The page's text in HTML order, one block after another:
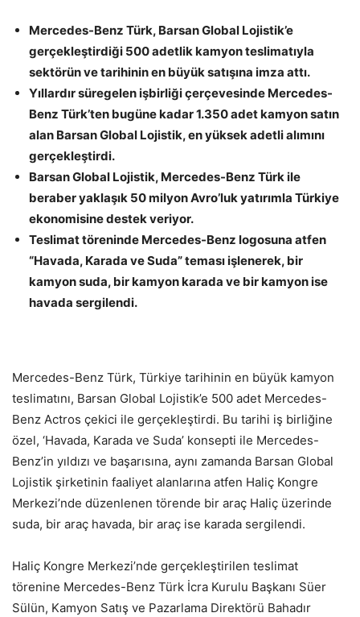
Mercedes-Benz Türk, Barsan Global Lojistik’e
gerçekleştirdiği 500 adetlik kamyon teslimatıyla
sektörün ve tarihinin en büyük satışına imza attı.
Yıllardır süregelen işbirliği çerçevesinde Mercedes-
Benz Türk’ten bugüne kadar 1.350 adet kamyon satın
alan Barsan Global Lojistik, en yüksek adetli alımını
gerçekleştirdi.
Barsan Global Lojistik, Mercedes-Benz Türk ile
beraber yaklaşık 50 milyon Avro’luk yatırımla Türkiye
ekonomisine destek veriyor.
Teslimat töreninde Mercedes-Benz logosuna atfen
“Havada, Karada ve Suda” teması işlenerek, bir
kamyon suda, bir kamyon karada ve bir kamyon ise
havada sergilendi.
Mercedes-Benz Türk, Türkiye tarihinin en büyük kamyon
teslimatını, Barsan Global Lojistik’e 500 adet Mercedes-
Benz Actros çekici ile gerçekleştirdi. Bu tarihi iş birliğine
özel, ‘Havada, Karada ve Suda’ konsepti ile Mercedes-
Benz’in yıldızı ve başarısına, aynı zamanda Barsan Global
Lojistik şirketinin faaliyet alanlarına atfen Haliç Kongre
Merkezi’nde düzenlenen törende bir araç Haliç üzerinde
suda, bir araç havada, bir araç ise karada sergilendi.
Haliç Kongre Merkezi’nde gerçekleştirilen teslimat
törenine Mercedes-Benz Türk İcra Kurulu Başkanı Süer
Sülün, Kamyon Satış ve Pazarlama Direktörü Bahadır